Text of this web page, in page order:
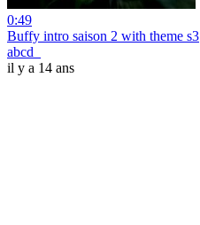
0:49
Buffy intro saison 2 with theme s3
abcd_
il y a 14 ans